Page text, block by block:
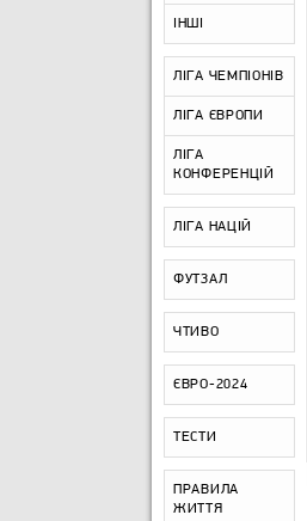
ІНШІ
ЛІГА ЧЕМПІОНІВ
ЛІГА ЄВРОПИ
ЛІГА
КОНФЕРЕНЦІЙ
ЛІГА НАЦІЙ
ФУТЗАЛ
ЧТИВО
ЄВРО-2024
ТЕСТИ
ПРАВИЛА
ЖИТТЯ